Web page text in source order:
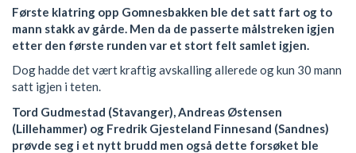
Første klatring opp Gomnesbakken ble det satt fart og to
mann stakk av gårde. Men da de passerte målstreken igjen
etter den første runden var et stort felt samlet igjen.
Dog hadde det vært kraftig avskalling allerede og kun 30 mann
satt igjen i teten.
Tord Gudmestad (Stavanger), Andreas Østensen
(Lillehammer) og Fredrik Gjesteland Finnesand (Sandnes)
prøvde seg i et nytt brudd men også dette forsøket ble